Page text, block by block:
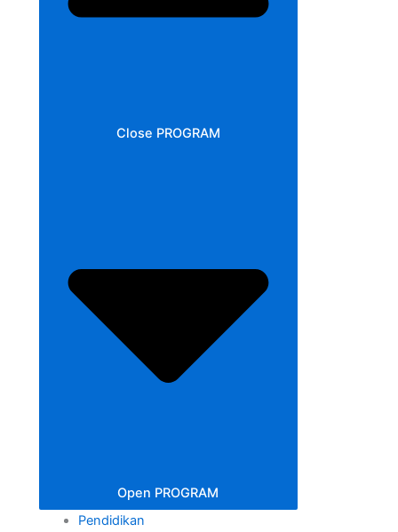
Close PROGRAM
Open PROGRAM
Pendidikan